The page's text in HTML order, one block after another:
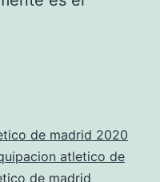
de madrid 2020
atletico de
de madrid